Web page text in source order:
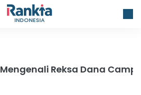
INDONESIA
Mengenali Reksa Dana